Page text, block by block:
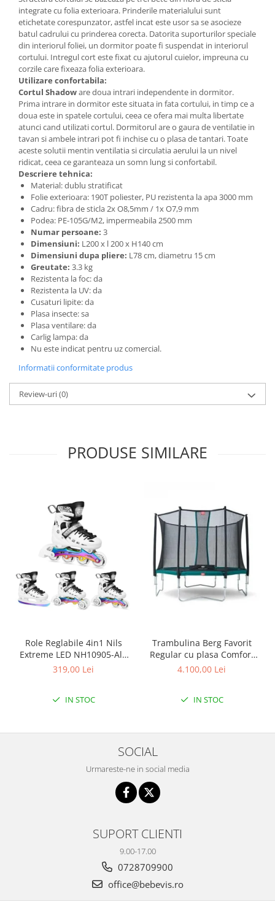
ani)
Biciclete copii cu roti 20 inch
Biciclete cu roti 24 inch
Biciclete cu roti 26 inch
Biciclete cu roti 27 inch
Triciclete copii si adulti
Trotinete copii si adulti
Biciclete fara pedale
Masinute fara pedale
Karturi si masinute cu pedale
Role copii si adulti
Masinute si motociclete electrice
Marsupii
Premergatoare
Skateboard
Scaune de biciclete copii
Baita, Igiena, Siguranta
Baie
Lenjerie mamici
Olite
Seturi de hranire
Joaca si sport exterior
Trambuline
Patine de gheata
Mese de Tenis
Articole de plaja
Jucarii pentru copii
Aparate fitness
Biciclete Fitness
Steppere Fitness
Biciclete Eliptice
Aparate Vibromasaj si accesorii
integrate cu folia exterioara. Prinderile materialului sunt
etichetate corespunzator, astfel incat este usor sa se asocieze
batul cadrului cu prinderea corecta. Datorita suporturilor speciale
din interiorul foliei, un dormitor poate fi suspendat in interiorul
cortului. Intregul cort este fixat cu ajutorul cuielor, impreuna cu
corzile care fixeaza folia exterioara.
Utilizare confortabila:
Cortul Shadoware doua intrari independente in dormitor.
Prima intrare in dormitor este situata in fata cortului, in timp ce a
doua este in spatele cortului, ceea ce ofera mai multa libertate
atunci cand utilizati cortul. Dormitorul are o gaura de ventilatie in
tavan si ambele intrari pot fi inchise cu o plasa de tantari. Toate
aceste solutii mentin ventilatia si circulatia aerului la un nivel
ridicat, ceea ce garanteaza un somn lung si confortabil.
Descriere tehnica:
Material: dublu stratificat
Folie exterioara: 190T poliester, PU rezistenta la apa 3000 mm
Cadru: fibra de sticla 2x O8,5mm / 1x O7,9 mm
Podea: PE-105G/M2, impermeabila 2500 mm
Numar persoane: 3
Dimensiuni: L200 x l 200 x H140 cm
Dimensiuni dupa pliere: L78 cm, diametru 15 cm
Greutate: 3.3 kg
Rezistenta la foc: da
Rezistenta la UV: da
Cusaturi lipite: da
Plasa insecte: sa
Plasa ventilare: da
Carlig lampa: da
Nu este indicat pentru uz comercial.
Informatii conformitate produs
Review-uri(0)
PRODUSE SIMILARE
Role Reglabile 4in1 Nils
Extreme LED NH10905-Alb
curcubeu
319,00 Lei
IN STOC
Trambulina Berg Favorit
Regular cu plasa Comfort
380
4.100,00 Lei
IN STOC
SOCIAL
Urmareste-ne in social media
SUPORT CLIENTI
9.00-17.00
0728709900
office@bebevis.ro